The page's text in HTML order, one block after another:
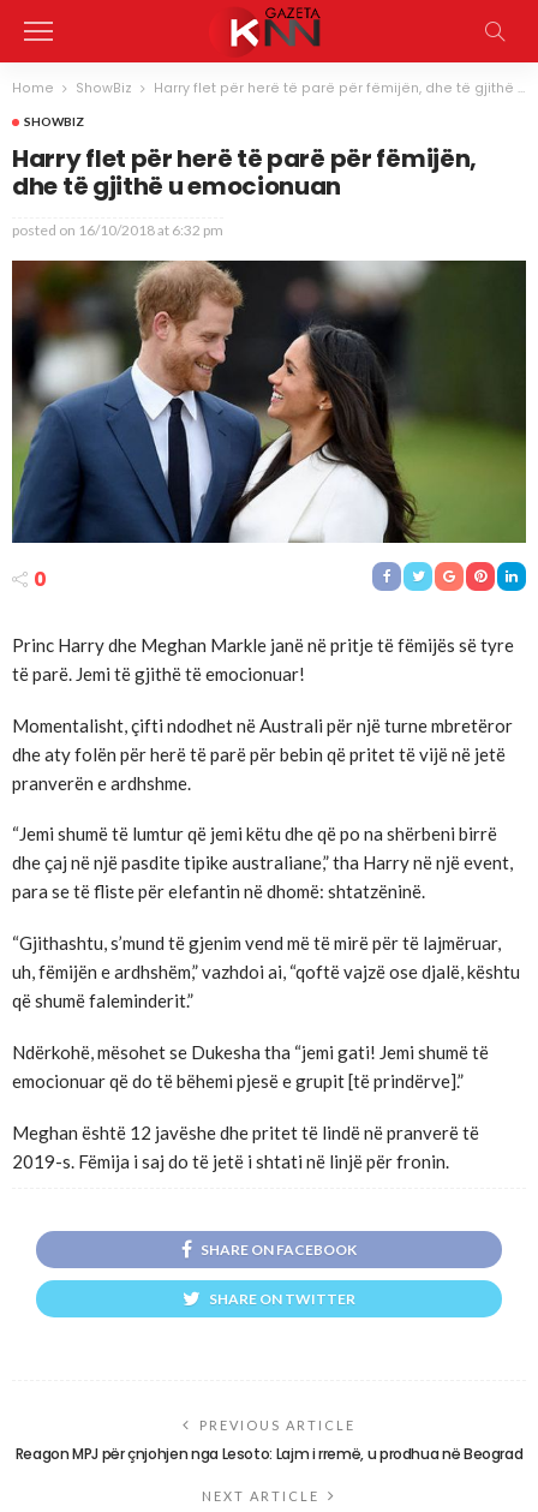
Home ShowBiz Harry flet për herë të parë për fëmijën, dhe të gjithë u emocionuan
SHOWBIZ
Harry flet për herë të parë për fëmijën,
dhe të gjithë u emocionuan
posted on 16/10/2018 at 6:32 pm
0
Princ Harry​ dhe Meghan​ Markle janë në pritje të fëmijës së tyre
të parë. Jemi të gjithë të emocionuar​!
Momentalisht, çifti ndodhet në Australi për një turne mbretëror
dhe aty folën për herë të parë për bebin që pritet të vijë në jetë
pranverën e ardhshme.
“Jemi shumë të lumtur që jemi këtu dhe që po na shërbeni birrë
dhe çaj në një pasdite tipike australiane,” tha Harry në një event,
para se të fliste për elefantin në dhomë: shtatzëninë.
“Gjithashtu, s’mund të gjenim vend më të mirë për të lajmëruar,
uh, fëmijën e ardhshëm,” vazhdoi ai, “qoftë vajzë ose djalë, kështu
që shumë faleminderit.”
Ndërkohë, mësohet se Dukesha tha “jemi gati! Jemi shumë të
emocionuar që do të bëhemi pjesë e grupit [të prindërve].”
Meghan është 12 javëshe dhe pritet të lindë në pranverë të
2019-s. Fëmija i saj do të jetë i shtati në linjë për fronin.
SHARE ON FACEBOOK
SHARE ON TWITTER
PREVIOUS ARTICLE
Reagon MPJ për çnjohjen nga Lesoto: Lajm i rremë, u prodhua në Beograd
NEXT ARTICLE